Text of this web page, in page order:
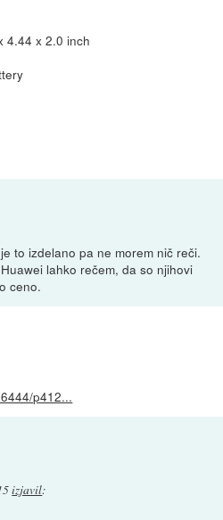
4.44 x 2.0 inch
to izdelano pa ne morem nič reči.
lahko rečem, da so njihovi
ceno.
p412...
izjavil: